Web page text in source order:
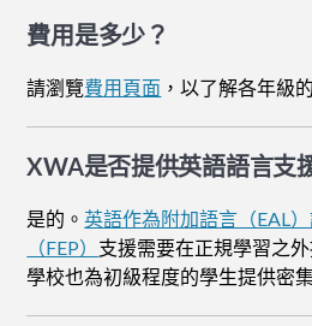
費用是多少？
請瀏覽費用頁面 ，以了解各年級
XWA是否提供英語語言支
是的。英語作為附加語言（EAL
（FEP） 支援需要在正規學習之
學校也為初級程度的學生提供密